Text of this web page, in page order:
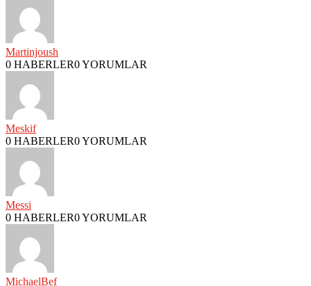
Martinjoush
0 HABERLER0 YORUMLAR
Meskif
0 HABERLER0 YORUMLAR
Messi
0 HABERLER0 YORUMLAR
MichaelBef